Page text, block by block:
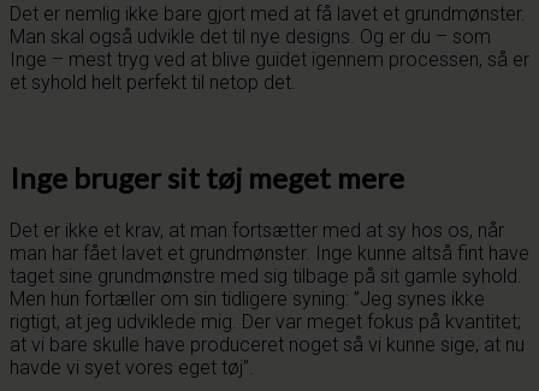
Det er nemlig ikke bare gjort med at få lavet et grundmønster.
Man skal også udvikle det til nye designs. Og er du – som
Inge – mest tryg ved at blive guidet igennem processen, så er
et syhold helt perfekt til netop det.
Inge bruger sit tøj meget mere
Det er ikke et krav, at man fortsætter med at sy hos os, når
man har fået lavet et grundmønster. Inge kunne altså fint have
taget sine grundmønstre med sig tilbage på sit gamle syhold.
Men hun fortæller om sin tidligere syning: ”Jeg synes ikke
rigtigt, at jeg udviklede mig. Der var meget fokus på kvantitet;
at vi bare skulle have produceret noget så vi kunne sige, at nu
havde vi syet vores eget tøj”.